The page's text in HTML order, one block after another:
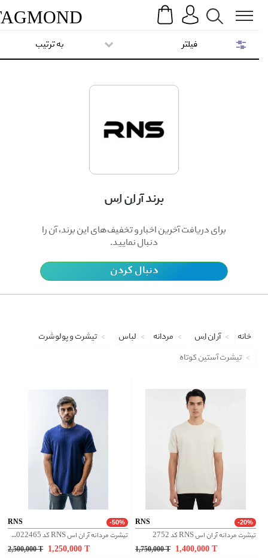
Search
TAGMOND
برند آر اِن اِس
برای دریافت آخرین اخبار و تخفیف‌های این برند، آن را
دنبال نمایید.
دنبال کردن
به ترتیب
خانه آر اِن اِس مردانه لباس
تیشرت و پولوشرت
تیشرت آستین کوتاه
RNS -50%
تیشرت مردانه آر ان اس RNS کد 12022465
2,500,000 T 1,250,000
RNS -20%
تیشرت مردانه آر ان اس RNS کد 2752
1,750,000 T 1,400,000
فیلتر